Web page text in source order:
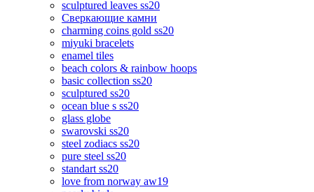
sculptured leaves ss20
Сверкающие камни
charming coins gold ss20
miyuki bracelets
enamel tiles
beach colors & rainbow hoops
basic collection ss20
sculptured ss20
ocean blue s ss20
glass globe
swarovski ss20
steel zodiacs ss20
pure steel ss20
standart ss20
love from norway aw19